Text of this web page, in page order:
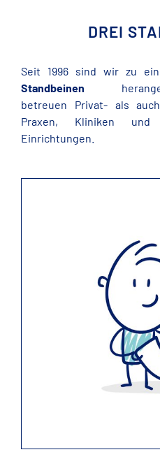
DREI
Seit 1996 sind wir zu
Standbeinen
betreuen Privat- als
Praxen, Kliniken und
Einrichtungen.